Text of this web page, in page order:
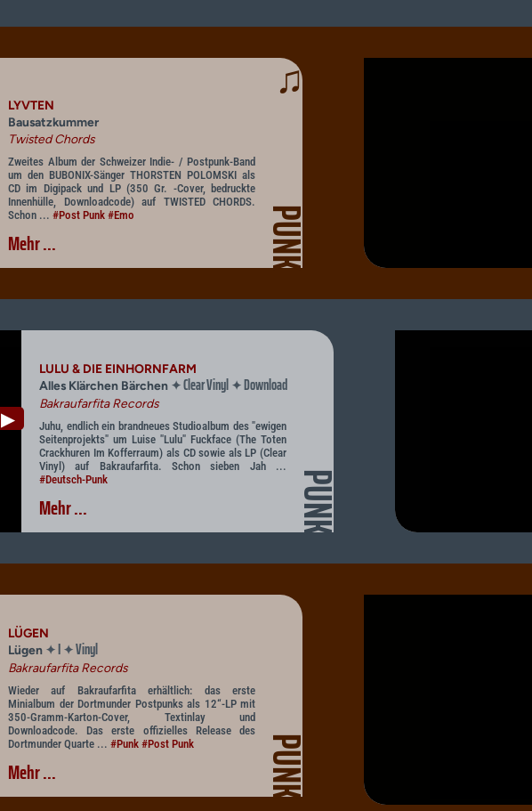
♫
PUNK
LYVTEN
Bausatzkummer
Twisted Chords
Zweites Album der Schweizer Indie- / Postpunk-Band
um den BUBONIX-Sänger THORSTEN POLOMSKI als
CD im Digipack und LP (350 Gr. -Cover, bedruckte
Innenhülle, Downloadcode) auf TWISTED CHORDS.
Schon ... #Post Punk #Emo
Mehr ...
▶
PUNK
LULU & DIE EINHORNFARM
Alles Klärchen Bärchen ✦Clear Vinyl✦Download
Bakraufarfita Records
Juhu, endlich ein brandneues Studioalbum des "ewigen
Seitenprojekts" um Luise "Lulu" Fuckface (The Toten
Crackhuren Im Kofferraum) als CD sowie als LP (Clear
Vinyl) auf Bakraufarfita. Schon sieben Jah ...
#Deutsch-Punk
Mehr ...
PUNK
LÜGEN
Lügen ✦I✦Vinyl
Bakraufarfita Records
Wieder auf Bakraufarfita erhältlich: das erste
Minialbum der Dortmunder Postpunks als 12“-LP mit
350-Gramm-Karton-Cover, Textinlay und
Downloadcode. Das erste offizielles Release des
Dortmunder Quarte ... #Punk #Post Punk
Mehr ...